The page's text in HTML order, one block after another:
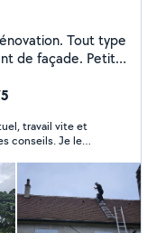
Tout type
façade. Petit
travail vite et
conseils. Je le